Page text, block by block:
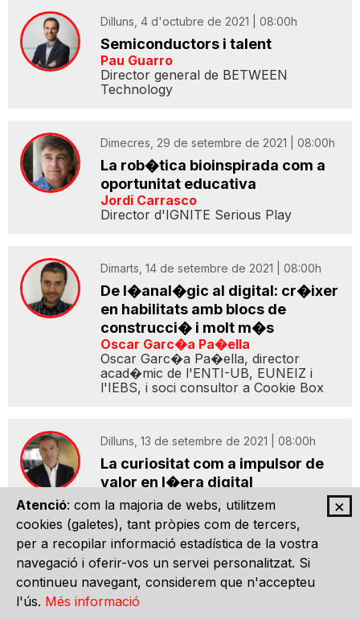
Dilluns, 4 d'octubre de 2021 | 08:00h
Semiconductors i talent
Pau Guarro
Director general de BETWEEN
Technology
Dimecres, 29 de setembre de 2021 | 08:00h
La rob�tica bioinspirada com a
oportunitat educativa
Jordi Carrasco
Director d'IGNITE Serious Play
Dimarts, 14 de setembre de 2021 | 08:00h
De l�anal�gic al digital: cr�ixer
en habilitats amb blocs de
construcci� i molt m�s
Oscar Garc�a Pa�ella
Oscar Garc�a Pa�ella, director
acad�mic de l'ENTI-UB, EUNEIZ i
l'IEBS, i soci consultor a Cookie Box
Dilluns, 13 de setembre de 2021 | 08:00h
La curiositat com a impulsor de
valor en l�era digital
Albert Garc�a Pujadas
Professor i coordinador acad�mic del
M�ster en Direcci� de M�rqueting
Digital de la UPF-BSM i cofundador i
CEO de Foxize
×
Atenció: com la majoria de webs, utilitzem
cookies (galetes), tant pròpies com de tercers,
per a recopilar informació estadística de la vostra
navegació i oferir-vos un servei personalitzat. Si
continueu navegant, considerem que n'accepteu
l'ús. Més informació